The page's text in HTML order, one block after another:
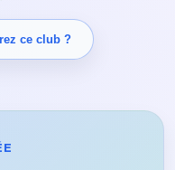
ce club ?